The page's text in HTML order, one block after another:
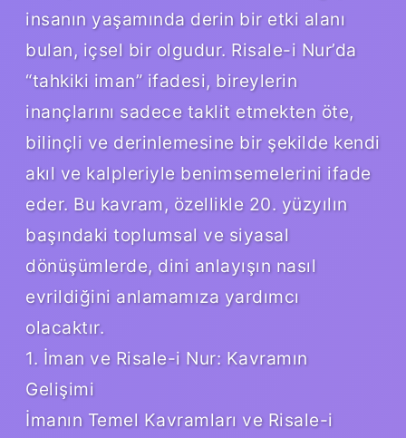
insanın yaşamında derin bir etki alanı
bulan, içsel bir olgudur. Risale-i Nur’da
“tahkiki iman” ifadesi, bireylerin
inançlarını sadece taklit etmekten öte,
bilinçli ve derinlemesine bir şekilde kendi
akıl ve kalpleriyle benimsemelerini ifade
eder. Bu kavram, özellikle 20. yüzyılın
başındaki toplumsal ve siyasal
dönüşümlerde, dini anlayışın nasıl
evrildiğini anlamamıza yardımcı
olacaktır.
1. İman ve Risale-i Nur: Kavramın
Gelişimi
İmanın Temel Kavramları ve Risale-i